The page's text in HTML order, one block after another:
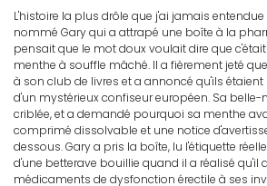
L'histoire la plus drôle que j'ai jamais
nommé Gary qui a attrapé une boîte à la
pensait que le mot doux voulait dire que
menthe à souffle mâché. Il a fièrement jeté
à son club de livres et a annoncé qu'ils
d'un mystérieux confiseur européen. Sa belle-
criblée, et a demandé pourquoi sa menthe
comprimé dissolvable et une notice
dessous. Gary a pris la boîte, lu l'étiquette
d'une betterave bouillie quand il a réalisé qu'il
médicaments de dysfonction érectile à ses